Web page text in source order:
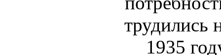
трудились
1935